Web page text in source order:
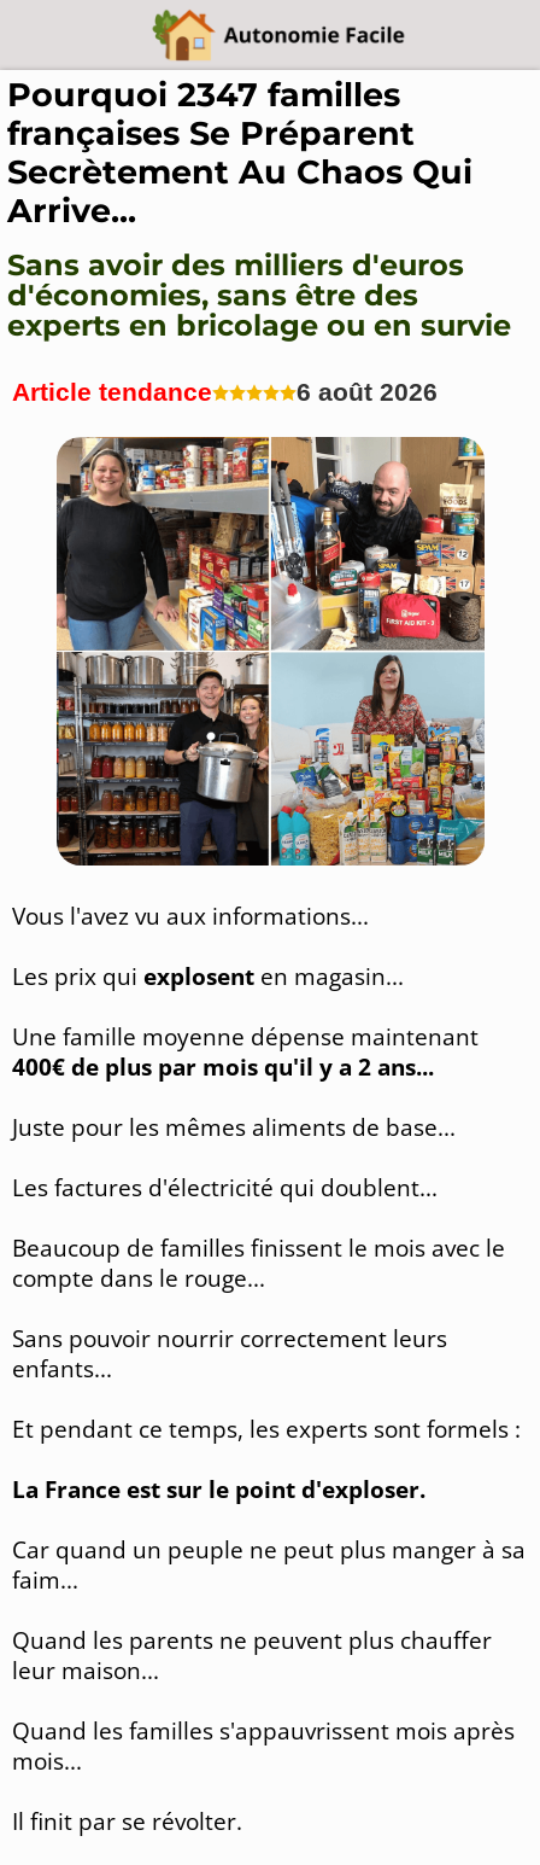
Pourquoi 2347 familles
françaises Se Préparent
Secrètement Au Chaos Qui
Arrive...
Sans avoir des milliers d'euros
d'économies, sans être des
experts en bricolage ou en survie
Article tendance 6 août 2026
Vous l'avez vu aux informations...
Les prix qui explosent en magasin...
Une famille moyenne dépense maintenant
400€ de plus par mois qu'il y a 2 ans...
Juste pour les mêmes aliments de base...
Les factures d'électricité qui doublent...
Beaucoup de familles finissent le mois avec le
compte dans le rouge...
Sans pouvoir nourrir correctement leurs
enfants...
Et pendant ce temps, les experts sont formels :
La France est sur le point d'exploser.
Car quand un peuple ne peut plus manger à sa
faim...
Quand les parents ne peuvent plus chauffer
leur maison...
Quand les familles s'appauvrissent mois après
mois...
Il finit par se révolter.